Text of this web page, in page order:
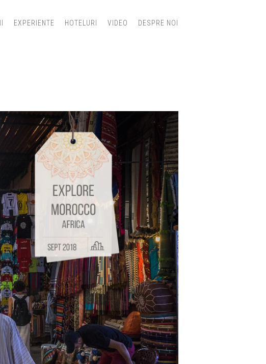
EXPERIENTE HOTELURI VIDEO DESPRE NOI